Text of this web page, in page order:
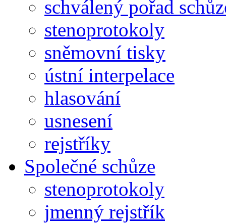
schválený pořad
stenoprotokoly
sněmovní tisky
ústní interpelace
hlasování
usnesení
rejstříky
Společné schůze
stenoprotokoly
jmenný rejstřík